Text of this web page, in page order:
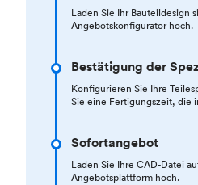
Laden Sie Ihr Bauteildesign
Angebotskonfigurator hoch.
Bestätigung der
Konfigurieren Sie Ihre
Sie eine Fertigungszeit, die
Sofortangebot
Laden Sie Ihre CAD-Datei
Angebotsplattform hoch.